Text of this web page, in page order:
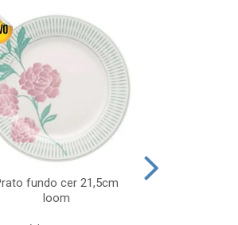
fundo cer 21,5cm
loom